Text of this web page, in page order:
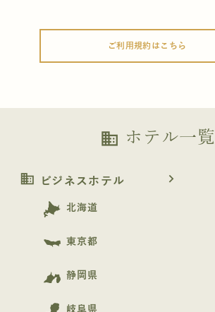
ご利用規約はこちら
business ホテル一覧
business ビジネスホテル navigate_next
北海道
東京都
静岡県
岐阜県